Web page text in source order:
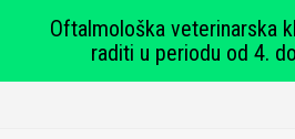
Oftalmološka veterinarska
raditi u periodu od 4.